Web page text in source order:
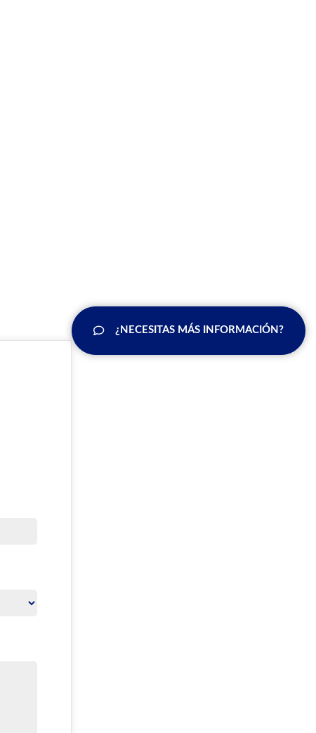
¿NECESITAS MÁS INFORMACIÓN?